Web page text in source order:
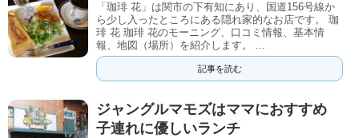
「珈琲 花」は関市の下有知にあり、国道156号線か
ら少し入ったところにある隠れ家的なお店です。 珈
琲 花 珈琲 花のモーニング、口コミ情報、基本情
報、地図（場所）を紹介します。 ...
記事を読む
ジャングルマモズはママにおすすめ
子連れに優しいランチ